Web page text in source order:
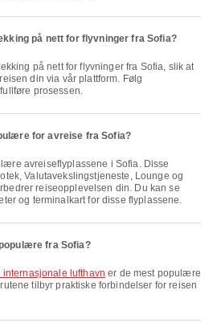
på nett for flyvninger fra Sofia?
din via vår plattform. Følg
prosessen.
for avreise fra Sofia?
avreiseflyplassene i Sofia. Disse
Valutavekslingstjeneste, Lounge og
reiseopplevelsen din. Du kan se
og terminalkart for disse flyplassene.
fra Sofia?
internasjonale lufthavn er de mest populære
tilbyr praktiske forbindelser for reisen